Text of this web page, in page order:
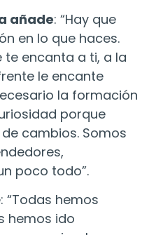
añade: “Hay que
en lo que haces.
te encanta a ti, a la
le encante
la formación
porque
cambios. Somos
poco todo”.
“Todas hemos
hemos ido